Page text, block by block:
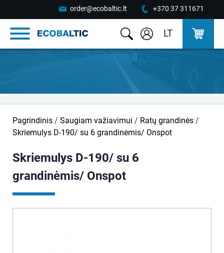
order@ecobaltic.lt +370 37 311671
LT
Pagrindinis / Saugiam važiavimui / Ratų grandinės /
Skriemulys D-190/ su 6 grandinėmis/ Onspot
Skriemulys D-190/ su 6
grandinėmis/ Onspot